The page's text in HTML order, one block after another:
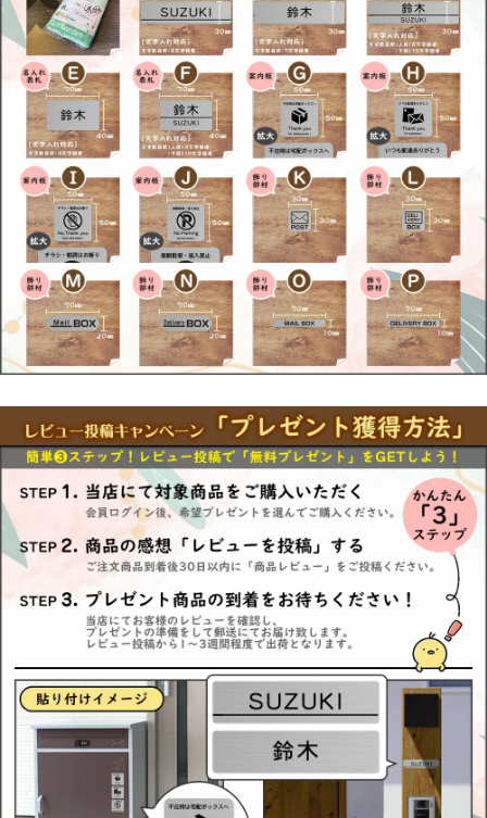
ポール 1型・ルシアス スリムアクセントポール
1型
【三協アルミ】
機能ポール・フレムス Light・スララ・ステイ
ム Aタイプ AJタイプ・セレージュ・モデアII・
スリムモダン・フレムス・ジアル 1型 2N型 3
型・マクリズムP・クルポ・ファノーバ・コレ
ット・エスポ 1型 2型 3型・エレニー・機能門
柱・アクセンティア・マクリズムM
【四国化成】
機能門柱・ファミーユ1型・アルディ門柱 宅配
ボックス付・アートウォール門柱 S1型 W1
型・アートウォール門柱ユニット Aタイプ Bタ
イプ Cタイプ Dタイプ Eタイプ・パレット門柱
T1型 P1型・マイ門柱 SI型 2型 3型 4型・クレ
ディ門柱 1型 2型 3型・ブルーム門柱 M1型
M2型 M3型 S1型 S2型 P1型 P2型
【Panasonic】
エントランスポール アーキフレーム